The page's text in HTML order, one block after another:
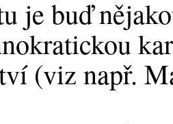
je buď
(viz např.